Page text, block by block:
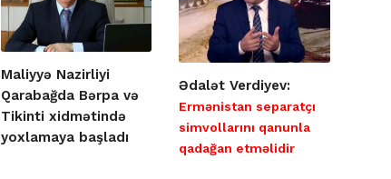
Maliyyə Nazirliyi
Qarabağda Bərpa və
Tikinti xidmətində
yoxlamaya başladı
Ədalət Verdiyev:
Ermənistan separatçı
simvollarını qanunla
qadağan etməlidir